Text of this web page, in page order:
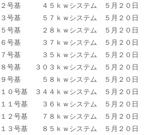
２号基 ４５ｋｗシステム ５月２０日
３号基 ５７ｋｗシステム ５月２０日
５号基 ２８ｋｗシステム ５月２０
６号基 ３７ｋｗシステム ５月２０日
７号基 ３５ｋｗシステム ５月２０日
８号基 ３０３ｋｗシステム ５月２０日
９号基 ５８ｋｗシステム ５月２０日
１０号基 ３４４ｋｗシステム ５月２０日
１１号基 ３６ｋｗシステム ５月２０日
１２号基 ７８ｋｗシステム ５月２０日
１３号基 ８５ｋｗシステム ５月２０日